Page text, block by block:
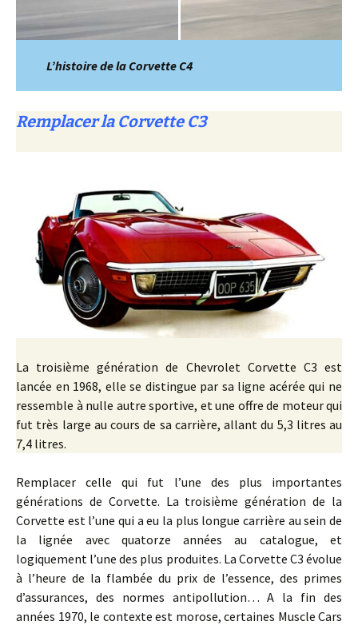
L’histoire de la Corvette C4
Remplacer la Corvette C3
La troisième génération de Chevrolet Corvette C3 est
lancée en 1968, elle se distingue par sa ligne acérée qui ne
ressemble à nulle autre sportive, et une offre de moteur qui
fut très large au cours de sa carrière, allant du 5,3 litres au
7,4 litres.
Remplacer celle qui fut l’une des plus importantes
générations de Corvette. La troisième génération de la
Corvette est l’une qui a eu la plus longue carrière au sein de
la lignée avec quatorze années au catalogue, et
logiquement l’une des plus produites. La Corvette C3 évolue
à l’heure de la flambée du prix de l’essence, des primes
d’assurances, des normes antipollution… A la fin des
années 1970, le contexte est morose, certaines Muscle Cars